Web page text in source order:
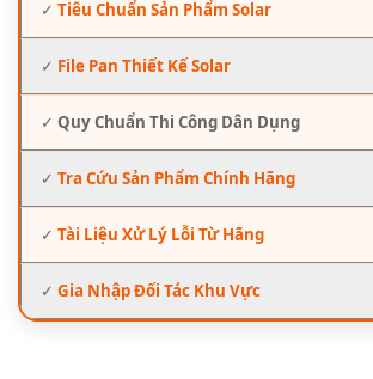
✓ Tiêu Chuẩn Sản Phẩm Solar
✓ File Pan Thiết Kế Solar
✓ Quy Chuẩn Thi Công Dân Dụng
✓ Tra Cứu Sản Phẩm Chính Hãng
✓ Tài Liệu Xử Lý Lỗi Từ Hãng
✓ Gia Nhập Đối Tác Khu Vực